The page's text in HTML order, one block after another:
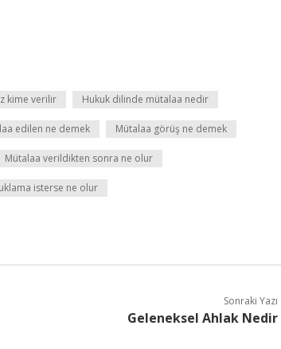
kime verilir Hukuk dilinde mütalaa nedir
edilen ne demek Mütalaa görüş ne demek
Mütalaa verildikten sonra ne olur
isterse ne olur
Sonraki Yazı
Geleneksel Ahlak Nedir